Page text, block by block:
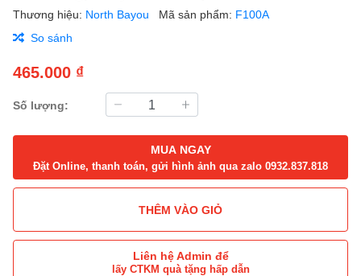
Thương hiệu: North Bayou Mã sản phẩm: F100A
So sánh
465.000 ₫
Số lượng:
MUA NGAY
Đặt Online, thanh toán, gửi hình ảnh qua zalo 0932.837.818
THÊM VÀO GIỎ
Liên hệ Admin để
lấy CTKM quà tặng hấp dẫn